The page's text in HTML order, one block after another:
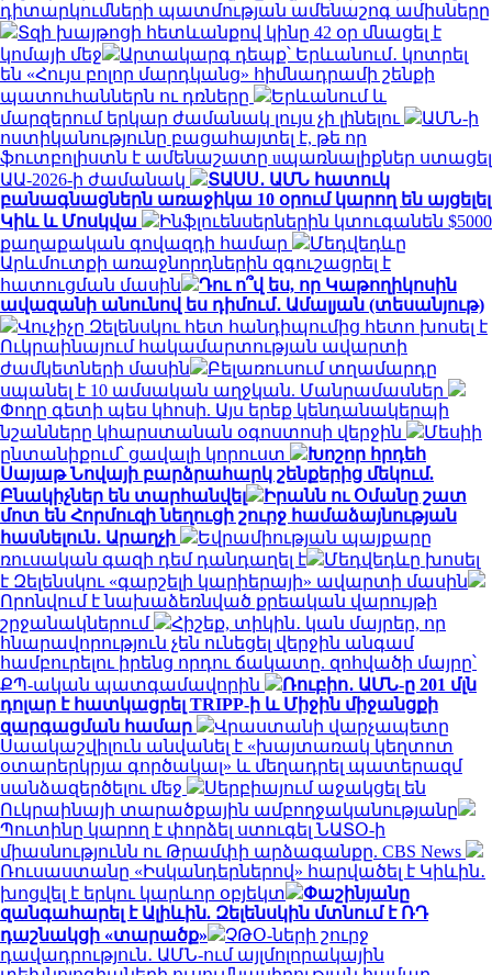
դիտարկումների պատմության ամենաշոգ ամիսները
Տզի խայթոցի հետևանքով կինը 42 օր մնացել է
կոմայի մեջ
Արտակարգ դեպք՝ Երևանում․ կոտրել
են «Հույս բոլոր մարդկանց» հիմնադրամի շենքի
պատուհաններն ու դռները
Երևանում և
մարզերում երկար ժամանակ լույս չի լինելու
ԱՄՆ-ի
ոստիկանությունը բացահայտել է, թե որ
ֆուտբոլիստն է ամենաշատը uպառնալիքներ ստացել
ԱԱ-2026-ի ժամանակ
ՏԱՍՍ․ ԱՄՆ հատուկ
բանագնացներն առաջիկա 10 օրում կարող են այցելել
Կիև և Մոսկվա
Ինֆլուենսերներին կտուգանեն $5000
քաղաքական գովազդի համար
Մեդվեդևը
Արևմուտքի առաջնորդներին զգուշացրել է
հատուցման մասին
Դու ո՞վ ես, որ Կաթողիկոսին
ավազանի անունով ես դիմում․ Ամալյան (տեսանյութ)
Վուչիչը Զելենսկու հետ հանդիպումից հետո խոսել է
Ուկրաինայում հակամարտության ավարտի
ժամկետների մասին
Բելառուսում տղամարդը
սպանել է 10 ամսական աղջկան. Մանրամասներ
Փողը գետի պես կհոսի. Այս երեք կենդանակերպի
նշանները կհարստանան օգոստոսի վերջին
Մեսիի
ընտանիքում՝ ցավալի կորուստ
Խոշոր հրդեհ
Սայաթ Նովայի բարձրահարկ շենքերից մեկում.
Բնակիչներ են տարհանվել
Իրանն ու Օմանը շատ
մոտ են Հորմուզի նեղուցի շուրջ համաձայնության
հասնելուն․ Արաղչի
Եվրամիության պայքարը
ռուսական գազի դեմ դանդաղել է
Մեդվեդևը խոսել
է Զելենսկու «գարշելի կարիերայի» ավարտի մասին
Որոնվում է նախաձեռնված քրեական վարույթի
շրջանակներում
Հիշեք, տիկին․ կան մայրեր, որ
հնարավորություն չեն ունեցել վերջին անգամ
համբուրելու իրենց որդու ճակատը. զոհվածի մայրը՝
ՔՊ-ական պատգամավորին
Ռուբիո․ ԱՄՆ-ը 201 մլն
դոլար է հատկացրել TRIPP-ի և Միջին միջանցքի
զարգացման համար
Վրաստանի վարչապետը
Սաակաշվիլուն անվանել է «խայտառակ կեղտոտ
օտարերկրյա գործակալ» և մեղադրել պատերազմ
սանձազերծելու մեջ
Սերբիայում աջակցել են
Ուկրաինայի տարածքային ամբողջականությանը
Պուտինը կարող է փորձել ստուգել ՆԱՏՕ-ի
միասնությունն ու Թրամփի արձագանքը. CBS News
Ռուսաստանը «Իսկանդերներով» հարվածել է Կիևին․
խոցվել է երկու կարևոր օբյեկտ
Փաշինյանը
զանգահարել է Ալիևին. Զելենսկին մտնում է ՌԴ
դաշնակցի «տարածք»
ՉԹՕ-ների շուրջ
դավադրություն․ ԱՄՆ-ում այլմոլորակային